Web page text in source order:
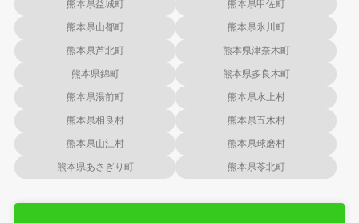
熊本県益城町 熊本県甲佐町
熊本県山都町 熊本県氷川町
熊本県芦北町 熊本県津奈木町
熊本県錦町 熊本県多良木町
熊本県湯前町 熊本県水上村
熊本県相良村 熊本県五木村
熊本県山江村 熊本県球磨村
熊本県あさぎり町 熊本県苓北町